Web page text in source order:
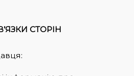
СТОРІН